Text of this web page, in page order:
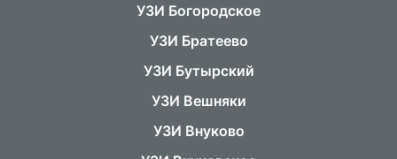
УЗИ Богородское
УЗИ Братеево
УЗИ Бутырский
УЗИ Вешняки
УЗИ Внуково